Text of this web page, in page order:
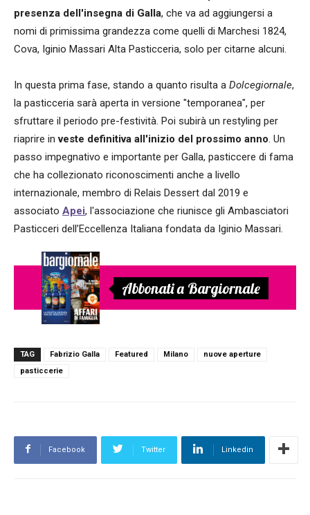
presenza dell'insegna di Galla, che va ad aggiungersi a
nomi di primissima grandezza come quelli di Marchesi 1824,
Cova, Iginio Massari Alta Pasticceria, solo per citarne alcuni.
In questa prima fase, stando a quanto risulta a Dolcegiornale,
la pasticceria sarà aperta in versione "temporanea", per
sfruttare il periodo pre-festività. Poi subirà un restyling per
riaprire investe definitiva all'inizio del prossimo anno. Un
passo impegnativo e importante per Galla, pasticcere di fama
che ha collezionato riconoscimenti anche a livello
internazionale, membro di Relais Dessert dal 2019 e
associato Apei, l'associazione che riunisce gli Ambasciatori
Pasticceri dell’Eccellenza Italiana fondata da Iginio Massari.
Abbonati a Bargiornale
TAG Fabrizio Galla Featured Milano
nuove aperture
pasticcerie
Facebook Twitter Linkedin